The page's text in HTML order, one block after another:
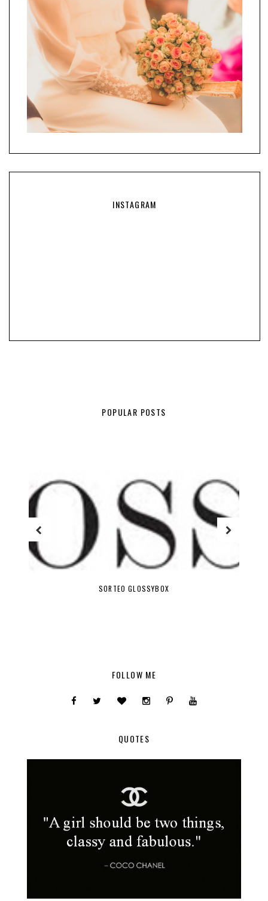
INSTAGRAM
POPULAR POSTS
SORTEO GLOSSYBOX
FOLLOW ME
QUOTES